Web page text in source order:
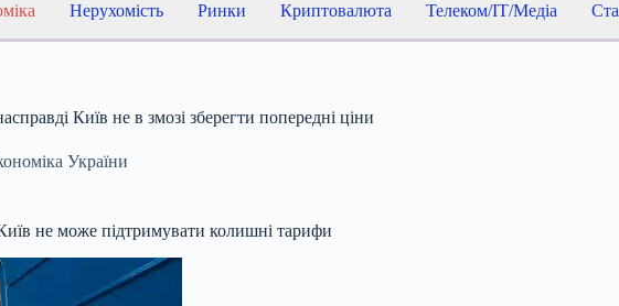
Нерухомість Ринки Криптовалюта Телеком/IT/Медіа
Київ не в змозі зберегти попередні ціни
України
не може підтримувати колишні тарифи